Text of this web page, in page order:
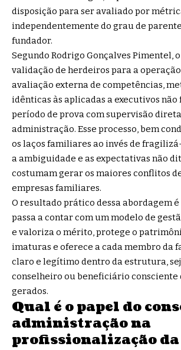
disposição para ser avaliado por
independentemente do grau de
fundador.
Segundo Rodrigo Gonçalves Pimentel,
validação de herdeiros para a
avaliação externa de competências,
idênticas às aplicadas a executivos
período de prova com supervisão
administração. Esse processo, bem
os laços familiares ao invés de
a ambiguidade e as expectativas não
costumam gerar os maiores conflitos
empresas familiares.
O resultado prático dessa abordagem
passa a contar com um modelo de
e valoriza o mérito, protege o
imaturas e oferece a cada membro da
claro e legítimo dentro da estrutura,
conselheiro ou beneficiário consciente
gerados.
Qual é o papel do
administração na
profissionalização da